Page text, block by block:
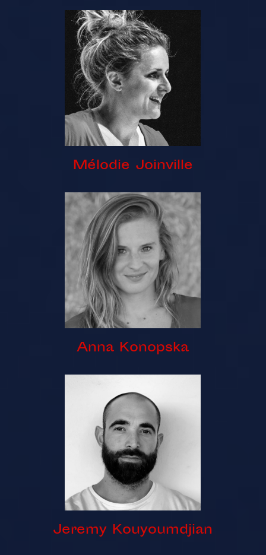
Mélodie Joinville
Anna Konopska
Jeremy Kouyoumdjian